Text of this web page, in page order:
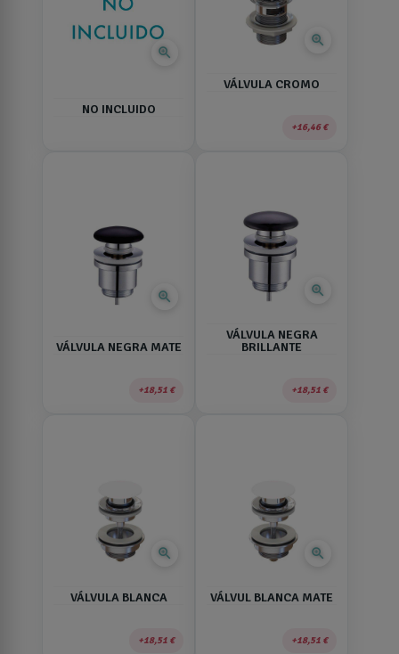
zoom_in
NO INCLUIDO
zoom_in
VÁLVULA CROMO
16,46 €
zoom_in
VÁLVULA NEGRA MATE
18,51 €
zoom_in
VÁLVULA NEGRA
BRILLANTE
18,51 €
zoom_in
VÁLVULA BLANCA
18,51 €
zoom_in
VÁLVUL BLANCA MATE
18,51 €